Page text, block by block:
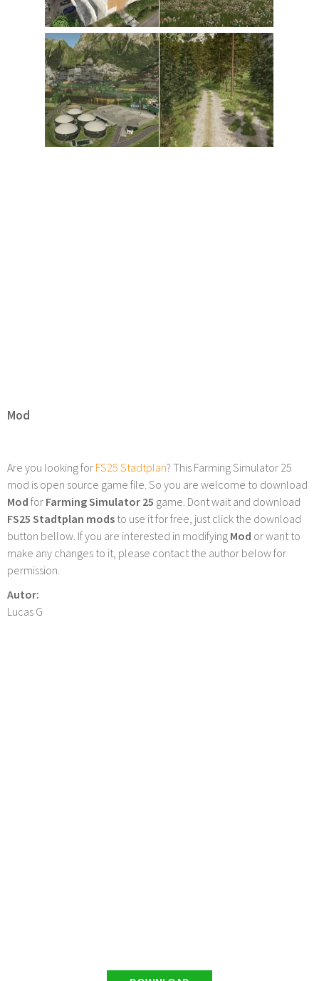
Mod
Are you looking for FS25 Stadtplan? This Farming Simulator 25
mod is open source game file. So you are welcome to download
Mod for Farming Simulator 25 game. Dont wait and download
FS25 Stadtplan mods to use it for free, just click the download
button bellow. If you are interested in modifying Mod or want to
make any changes to it, please contact the author below for
permission.
Autor:
Lucas G